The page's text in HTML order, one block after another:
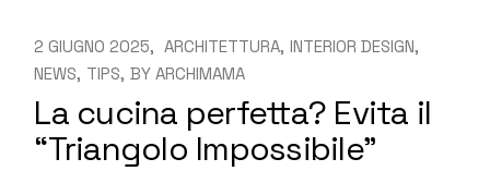
2 GIUGNO 2025 ARCHITETTURA INTERIOR DESIGN
NEWS TIPS BY ARCHIMAMA
La cucina perfetta? Evita il
“Triangolo Impossibile”